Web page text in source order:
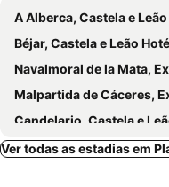
A Alberca, Castela e Leão
Béjar, Castela e Leão
Navalmoral de la Mata, Extremadura
Malpartida de Cáceres, Extremadura
Candelario, Castela e Leão
Fuentes de Oñoro, Castela e Leão
Ver todas as estadias em